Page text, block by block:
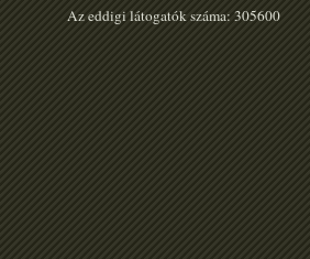
Az eddigi látogatók száma: 305600